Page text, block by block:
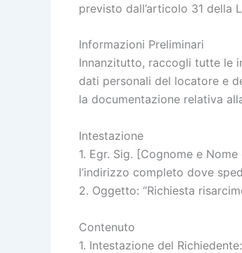
previsto dall’articolo 31 della
Informazioni Preliminari
Innanzitutto, raccogli tutte le
dati personali del locatore e
la documentazione relativa
Intestazione
1. Egr. Sig. [Cognome e
l’indirizzo completo dove
2. Oggetto: “Richiesta
Contenuto
1. Intestazione del